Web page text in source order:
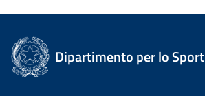
Dipartimento per lo Sport